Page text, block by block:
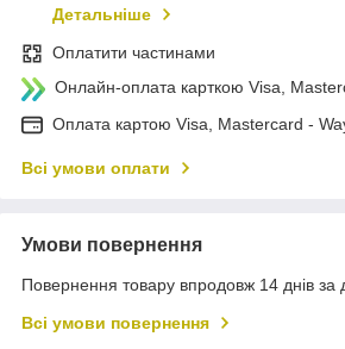
Детальніше
Оплатити частинами
Онлайн-оплата карткою Visa,
Оплата картою Visa, Mastercard -
Всі умови оплати
Умови повернення
Повернення товару впродовж 14 днів за
Всі умови повернення